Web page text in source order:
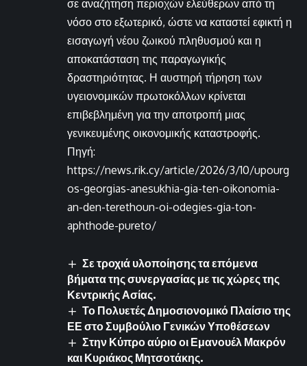
σε αναζήτηση περιοχών ελεύθερων από τη
νόσο στο εξωτερικό, ώστε να καταστεί εφικτή η
εισαγωγή νέου ζωικού πληθυσμού και η
αποκατάσταση της παραγωγικής
δραστηριότητας. Η αυστηρή τήρηση των
υγειονομικών πρωτοκόλλων κρίνεται
επιβεβλημένη για την αποτροπή μιας
γενικευμένης οικονομικής καταστροφής.
Πηγή:
https://news.rik.cy/article/2026/3/10/upourg
os-georgias-anesukhia-gia-ten-oikonomia-
an-den-terethoun-oi-odegies-gia-ton-
aphthode-pureto/
Σε τροχιά υλοποίησης τα επόμενα
βήματα της συνεργασίας με τις χώρες της
Κεντρικής Ασίας.
Το Πολυετές Δημοσιονομικό Πλαίσιο της
ΕΕ στο Συμβούλιο Γενικών Υποθέσεων
Στην Κύπρο αύριο οι Εμανουέλ Μακρόν
και Κυριάκος Μητσοτάκης.